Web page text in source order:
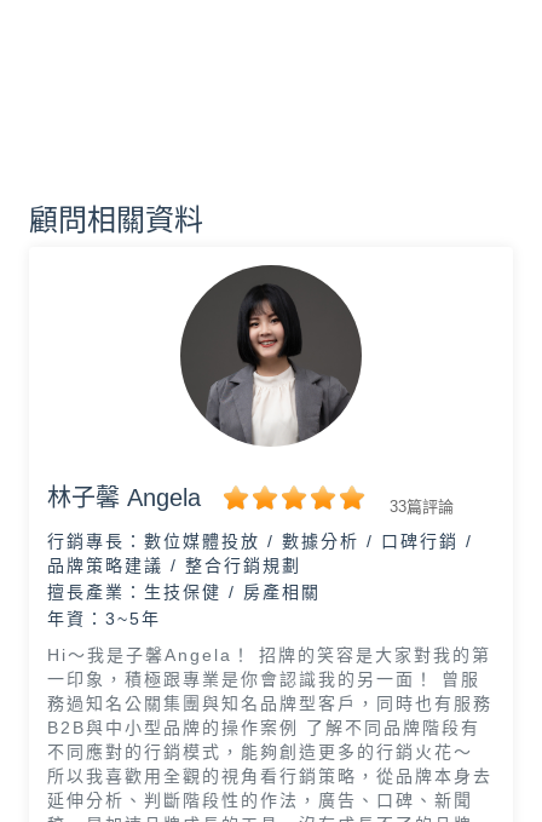
顧問相關資料
林子馨 Angela 33篇評論
行銷專長： 數位媒體投放 / 數據分析 / 口碑行銷 /
品牌策略建議 / 整合行銷規劃
擅長產業： 生技保健 / 房產相關
年資：3~5年
Hi～我是子馨Angela！ 招牌的笑容是大家對我的第
一印象，積極跟專業是你會認識我的另一面！ 曾服
務過知名公關集團與知名品牌型客戶，同時也有服務
B2B與中小型品牌的操作案例 了解不同品牌階段有
不同應對的行銷模式，能夠創造更多的行銷火花～
所以我喜歡用全觀的視角看行銷策略，從品牌本身去
延伸分析、判斷階段性的作法，廣告、口碑、新聞